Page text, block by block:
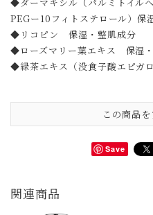
PEGー10フィトステロール）保
◆リコピン 保湿・整肌成分
◆ローズマリー葉エキス 保湿
◆緑茶エキス（没食子酸エピガ
この商品
Save
関連商品